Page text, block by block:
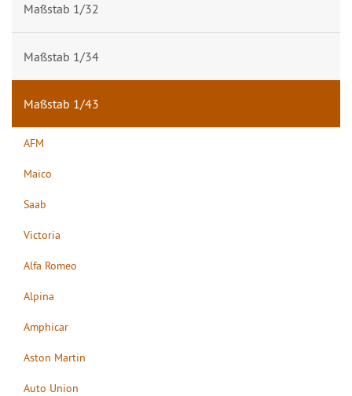
Maßstab 1/32
Maßstab 1/34
Maßstab 1/43
AFM
Maico
Saab
Victoria
Alfa Romeo
Alpina
Amphicar
Aston Martin
Auto Union